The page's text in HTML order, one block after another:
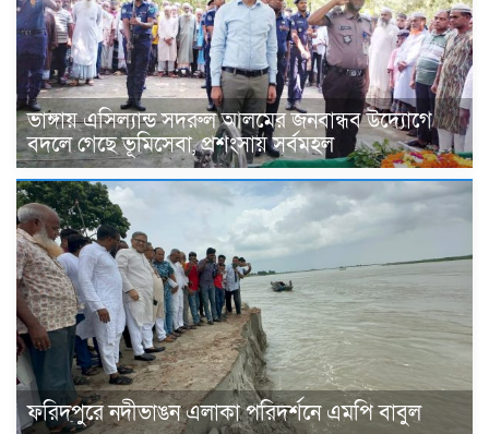
ভাঙ্গায় এসিল্যান্ড সদরুল আলমের জনবান্ধব উদ্যোগে
বদলে গেছে ভূমিসেবা, প্রশংসায় সর্বমহল
ফরিদপুরে নদীভাঙন এলাকা পরিদর্শনে এমপি বাবুল